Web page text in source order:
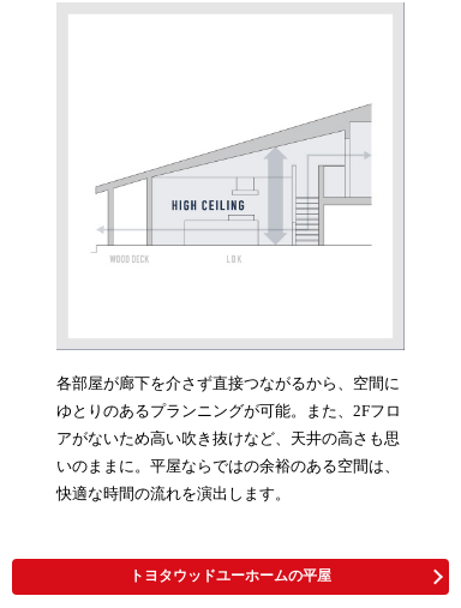
各部屋が廊下を介さず直接つながるから、空間に
ゆとりのあるプランニングが可能。また、2Fフロ
アがないため高い吹き抜けなど、天井の高さも思
いのままに。平屋ならではの余裕のある空間は、
快適な時間の流れを演出します。
トヨタウッドユーホームの平屋